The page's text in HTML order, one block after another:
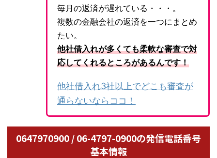
毎月の返済が遅れている・・・。
複数の金融会社の返済を一つにまとめ
たい。
他社借入れが多くても柔軟な審査で対
応してくれるところがあるんです！
他社借入れ3社以上でどこも審査が
通らないならココ！
0647970900 / 06-4797-0900の発信電話番号
基本情報